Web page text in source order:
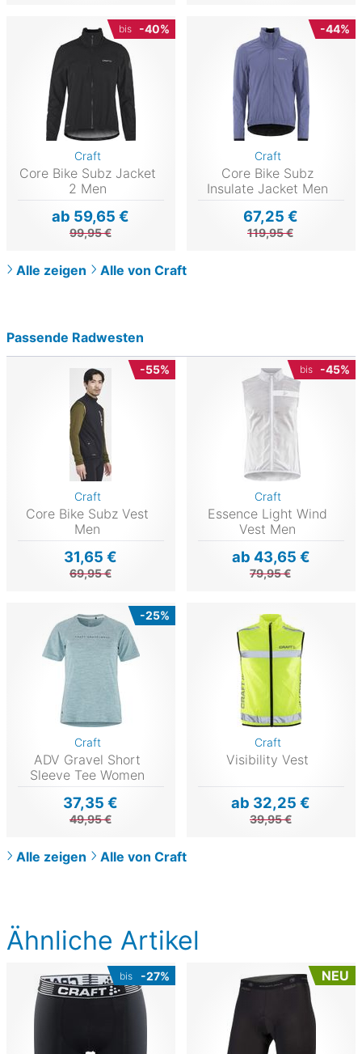
Ähnliche Artikel
bis -27% NEU
bis -40%
Craft
Core Bike Subz Jacket
2 Men
ab 59,65 €
99,95 €
-44%
Craft
Core Bike Subz
Insulate Jacket Men
67,25 €
119,95 €
Alle zeigen Alle von Craft
Passende Radwesten
-55%
Craft
Core Bike Subz Vest
Men
31,65 €
69,95 €
bis -45%
Craft
Essence Light Wind
Vest Men
ab 43,65 €
79,95 €
-25%
Craft
ADV Gravel Short
Sleeve Tee Women
37,35 €
49,95 €
Craft
Visibility Vest
ab 32,25 €
39,95 €
Alle zeigen Alle von Craft